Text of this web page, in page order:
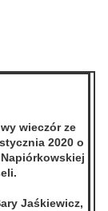
wieczór ze
2020 o
Jaśkiewicz,